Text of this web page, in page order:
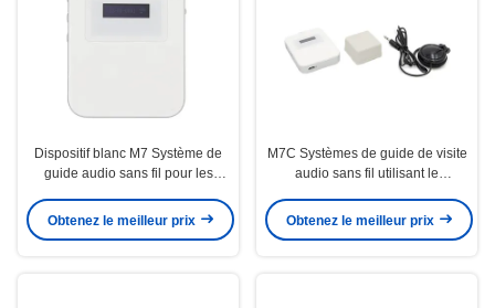
Dispositif blanc M7 Système de
guide audio sans fil pour les
Obtenez le meilleur prix
M7C Systèmes de guide de visite
audio sans fil utilisant le
Obtenez le meilleur prix